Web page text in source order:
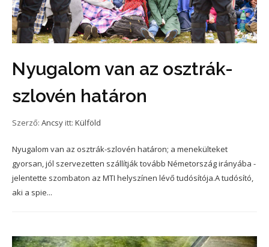
Nyugalom van az osztrák-
szlovén határon
Szerző: Ancsy itt: Külföld
Nyugalom van az osztrák-szlovén határon; a menekülteket
gyorsan, jól szervezetten szállítják tovább Németország irányába -
jelentette szombaton az MTI helyszínen lévő tudósítója.A tudósító,
aki a spie...